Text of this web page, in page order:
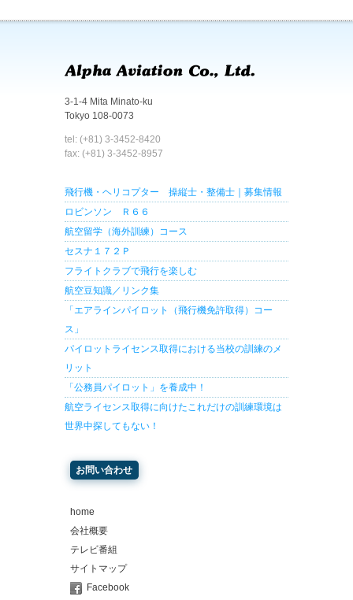
3-1-4 Mita Minato-ku
Tokyo 108-0073
tel: (+81) 3-3452-8420
fax: (+81) 3-3452-8957
飛行機・ヘリコプター 操縦士・整備士｜募集情報
ロビンソン Ｒ６６
航空留学（海外訓練）コース
セスナ１７２Ｐ
フライトクラブで飛行を楽しむ
航空豆知識／リンク集
「エアラインパイロット（飛行機免許取得）コー
ス」
パイロットライセンス取得における当校の訓練のメ
リット
「公務員パイロット」を養成中！
航空ライセンス取得に向けたこれだけの訓練環境は
世界中探してもない！
お問い合わせ
home
会社概要
テレビ番組
サイトマップ
Facebook